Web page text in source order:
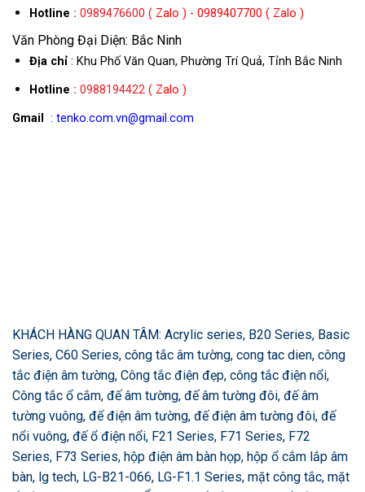
Hotline : 0989476600 ( Zalo ) - 0989407700 ( Zalo )
Văn Phòng Đại Diện: Bắc Ninh
Địa chỉ: Khu Phố Văn Quan, Phường Trí Quả, Tỉnh Bắc Ninh
Hotline : 0988194422( Zalo )
Gmail : tenko.com.vn@gmail.com
KHÁCH HÀNG QUAN TÂM: Acrylic series, B20 Series, Basic
Series, C60 Series, công tắc âm tường, cong tac dien, công
tắc điện âm tường, Công tắc điện đẹp, công tắc điện nổi,
Công tắc ổ cắm, đế âm tường, đế âm tường đôi, đế âm
tường vuông, đế điện âm tường, đế điện âm tường đôi, đế
nổi vuông, đế ổ điện nổi, F21 Series, F71 Series, F72
Series, F73 Series, hộp điện âm bàn họp, hộp ổ cắm lắp âm
bàn, lg tech, LG-B21-066, LG-F1.1 Series, mặt công tắc, mặt